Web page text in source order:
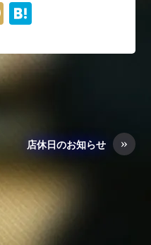
M
e
n
»
店休日のお知らせ